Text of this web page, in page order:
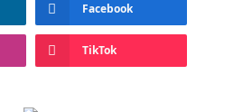
Facebook
TikTok